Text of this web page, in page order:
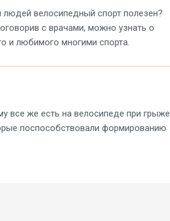
велосипедный спорт полезен?
с врачами, можно узнать о
и любимого многими спорта.
все же есть на велосипеде при грыже
поспособствовали формированию